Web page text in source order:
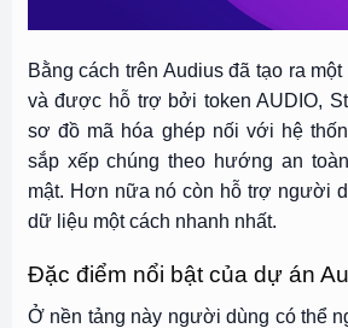
Bằng cách trên Audius đã tạo ra
và được hỗ trợ bởi token AUDIO,
sơ đồ mã hóa ghép nối với hệ
sắp xếp chúng theo hướng an
mật. Hơn nữa nó còn hỗ trợ người
dữ liệu một cách nhanh nhất.
Đặc điểm nổi bật của dự án
Ở nền tảng này người dùng có thể